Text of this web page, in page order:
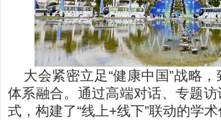
大会紧密立足“健康中国”战略
体系融合。通过高端对话、专题
式，构建了“线上+线下”联动的学